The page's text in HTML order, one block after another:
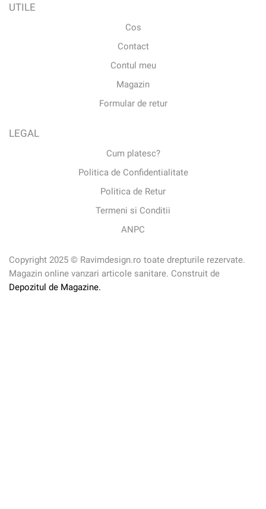
UTILE
Cos
Contact
Contul meu
Magazin
Formular de retur
LEGAL
Cum platesc?
Politica de Confidentialitate
Politica de Retur
Termeni si Conditii
ANPC
Copyright 2025 © Ravimdesign.ro toate drepturile rezervate.
Magazin online vanzari articole sanitare. Construit de
Depozitul de Magazine.